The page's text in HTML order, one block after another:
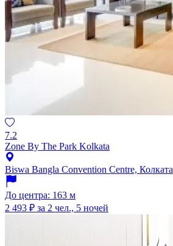
7.2
Zone By The Park Kolkata
Biswa Bangla Convention Centre, Колката
До центра: 163 м
2 493 ₽ за 2 чел., 5 ночей